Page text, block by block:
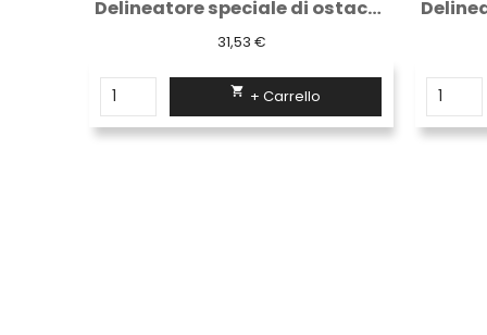
Delineatore di margine centro onda...
2,54 €
 + Carrello